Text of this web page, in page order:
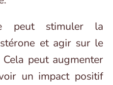
peut stimuler la
et agir sur le
peut augmenter
un impact positif